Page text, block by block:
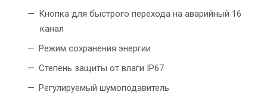
Кнопка для быстрого перехода на аварийный 16
канал
Режим сохранения энергии
Степень защиты от влаги IР67
Регулируемый шумоподавитель